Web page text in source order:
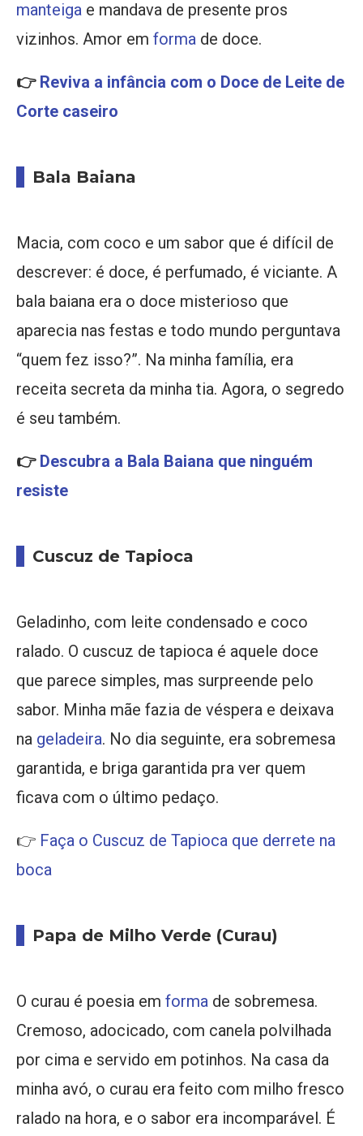
manteiga e mandava de presente pros
vizinhos. Amor em forma de doce.
👉 Reviva a infância com o Doce de Leite de
Corte caseiro
Bala Baiana
Macia, com coco e um sabor que é difícil de
descrever: é doce, é perfumado, é viciante. A
bala baiana era o doce misterioso que
aparecia nas festas e todo mundo perguntava
“quem fez isso?”. Na minha família, era
receita secreta da minha tia. Agora, o segredo
é seu também.
👉 Descubra a Bala Baiana que ninguém
resiste
Cuscuz de Tapioca
Geladinho, com leite condensado e coco
ralado. O cuscuz de tapioca é aquele doce
que parece simples, mas surpreende pelo
sabor. Minha mãe fazia de véspera e deixava
na geladeira. No dia seguinte, era sobremesa
garantida, e briga garantida pra ver quem
ficava com o último pedaço.
👉 Faça o Cuscuz de Tapioca que derrete na
boca
Papa de Milho Verde (Curau)
O curau é poesia em forma de sobremesa.
Cremoso, adocicado, com canela polvilhada
por cima e servido em potinhos. Na casa da
minha avó, o curau era feito com milho fresco
ralado na hora, e o sabor era incomparável. É